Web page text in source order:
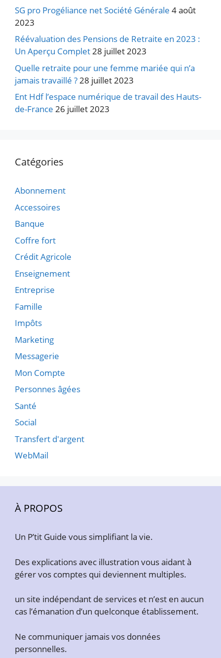
SG pro Progéliance net Société Générale 4 août
2023
Réévaluation des Pensions de Retraite en 2023 :
Un Aperçu Complet28 juillet 2023
Quelle retraite pour une femme mariée qui n’a
jamais travaillé ?28 juillet 2023
Ent Hdf l’espace numérique de travail des Hauts-
de-France 26 juillet 2023
Catégories
Abonnement
Accessoires
Banque
Coffre fort
Crédit Agricole
Enseignement
Entreprise
Famille
Impôts
Marketing
Messagerie
Mon Compte
Personnes âgées
Santé
Social
Transfert d'argent
WebMail
À PROPOS
Un P’tit Guide vous simplifiant la vie.
Des explications avec illustration vous aidant à
gérer vos comptes qui deviennent multiples.
un site indépendant de services et n’est en aucun
cas l’émanation d’un quelconque établissement.
Ne communiquer jamais vos données
personnelles.